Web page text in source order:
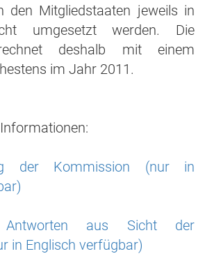
den Mitgliedstaaten jeweils in
umgesetzt werden. Die
deshalb mit einem
im Jahr 2011.
der Kommission (nur in
aus Sicht der
in Englisch verfügbar)